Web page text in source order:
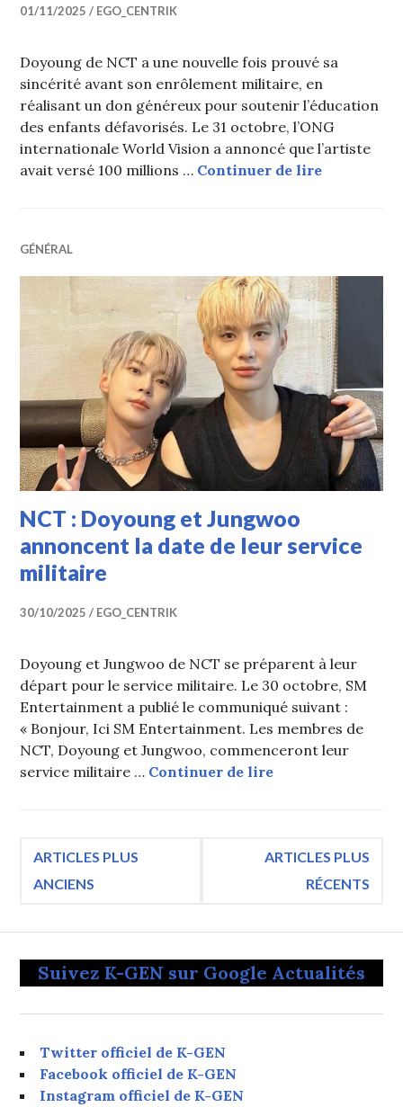
01/11/2025 EGO_CENTRIK
Doyoung de NCT a une nouvelle fois prouvé sa
sincérité avant son enrôlement militaire, en
réalisant un don généreux pour soutenir l’éducation
des enfants défavorisés. Le 31 octobre, l’ONG
internationale World Vision a annoncé que l’artiste
avait versé 100 millions … Continuer de lireDoyoung
GÉNÉRAL
NCT : Doyoung et Jungwoo
annoncent la date de leur service
militaire
30/10/2025 EGO_CENTRIK
Doyoung et Jungwoo de NCT se préparent à leur
départ pour le service militaire. Le 30 octobre, SM
Entertainment a publié le communiqué suivant :
« Bonjour, Ici SM Entertainment. Les membres de
NCT, Doyoung et Jungwoo, commenceront leur
service militaire … Continuer de lireNCT : Doyoung
Navigation
articles
ARTICLES PLUS
ANCIENS
ARTICLES PLUS
RÉCENTS
Suivez K-GEN sur Google Actualités
Twitter officiel de K-GEN
Facebook officiel de K-GEN
Instagram officiel de K-GEN